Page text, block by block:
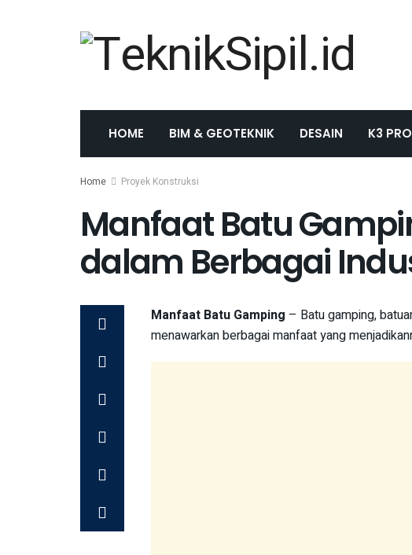
HOME BIM & GEOTEKNIK DESAIN K3
Home Proyek Konstruksi
Manfaat Batu
dalam Berbagai
Manfaat Batu Gamping – Batu gamping,
menawarkan berbagai manfaat yang